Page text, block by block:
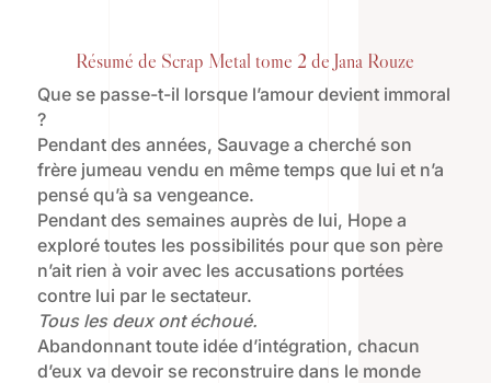
Résumé de Scrap Metal tome 2 de Jana Rouze
Que se passe-t-il lorsque l’amour devient immoral
?
Pendant des années, Sauvage a cherché son
frère jumeau vendu en même temps que lui et n’a
pensé qu’à sa vengeance.
Pendant des semaines auprès de lui, Hope a
exploré toutes les possibilités pour que son père
n’ait rien à voir avec les accusations portées
contre lui par le sectateur.
Tous les deux ont échoué.
Abandonnant toute idée d’intégration, chacun
d’eux va devoir se reconstruire dans le monde